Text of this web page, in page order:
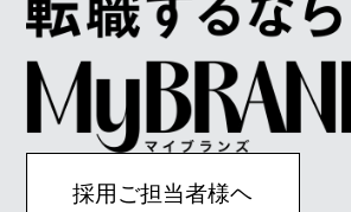
採用ご担当者様ヘ